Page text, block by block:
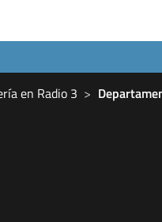
en Radio 3